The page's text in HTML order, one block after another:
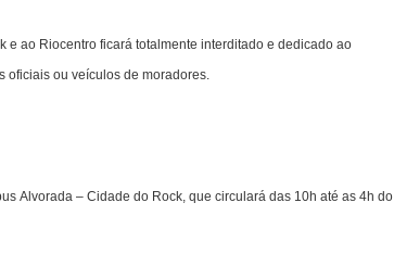
e ao Riocentro ficará totalmente interditado e dedicado ao
oficiais ou veículos de moradores.
Alvorada – Cidade do Rock, que circulará das 10h até as 4h do